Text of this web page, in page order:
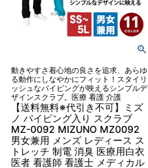
動きやすさ着心地の良さを追求、あらゆ
る動作にしなやかにフィット！スタイリ
ッシュなパイピングが映えるシンプルデ
ザインスクラブ。医療 看護 介護
【送料無料※代引き不可】ミズ
ノ パイピング入り スクラブ
MZ-0092 MIZUNO MZ0092
男女兼用 メンズ レディース ス
トレッチ 制電 消臭 医療用白衣
医者 看護師 看護士 メディカル